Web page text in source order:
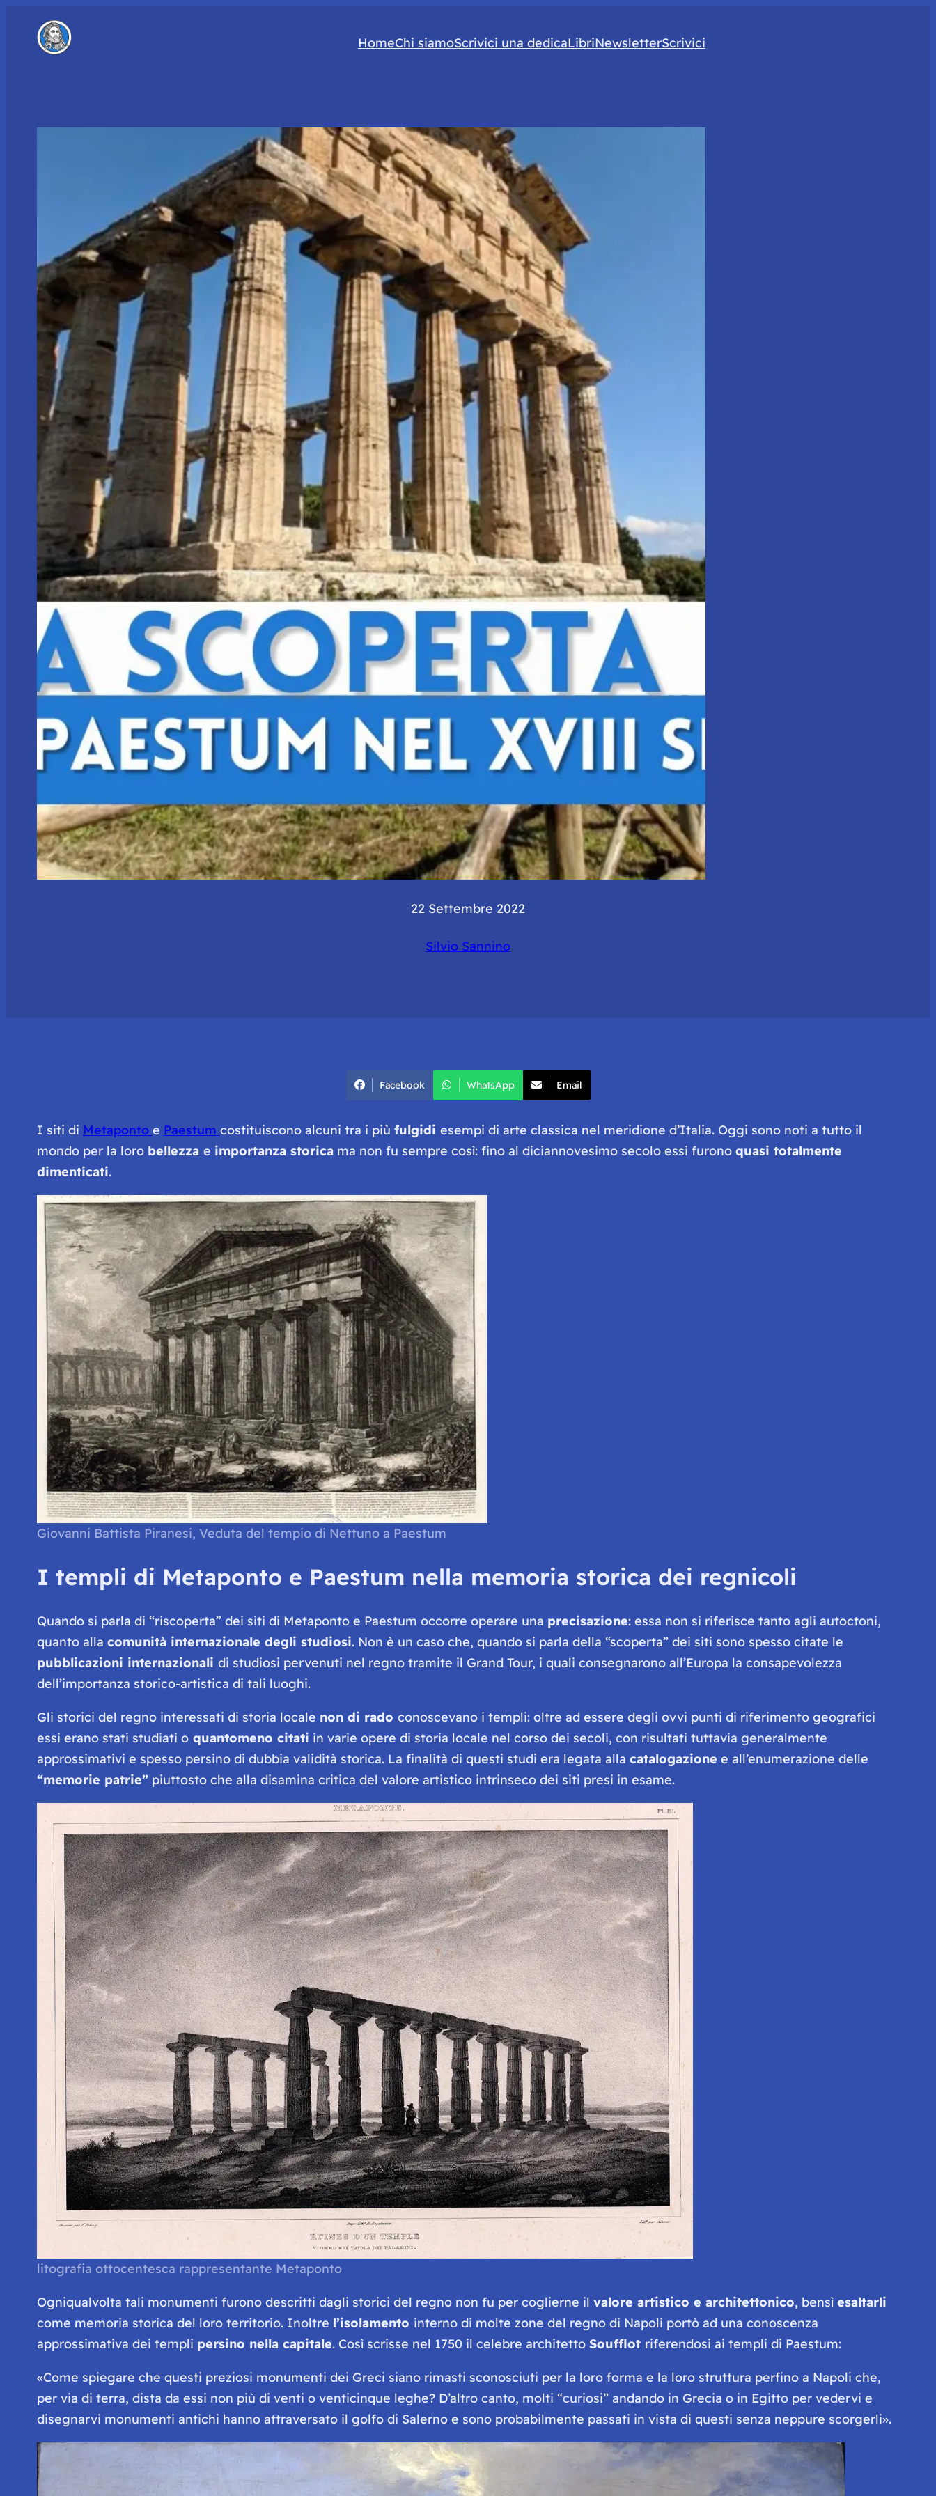
HomeChi siamoScrivici una dedicaLibriNewsletterScrivici
22 Settembre 2022
Silvio Sannino
Facebook WhatsApp Email
I siti di Metaponto e Paestum costituiscono alcuni tra i più fulgidi esempi di arte classica nel meridione d’Italia. Oggi sono noti a tutto il
mondo per la loro bellezza e importanza storicama non fu sempre così: fino al diciannovesimo secolo essi furono quasi totalmente
dimenticati.
Giovanni Battista Piranesi, Veduta del tempio di Nettuno a Paestum
I templi di Metaponto e Paestum nella memoria storica dei regnicoli
Quando si parla di “riscoperta” dei siti di Metaponto e Paestum occorre operare una precisazione: essa non si riferisce tanto agli autoctoni,
quanto alla comunità internazionale degli studiosi. Non è un caso che, quando si parla della “scoperta” dei siti sono spesso citate le
pubblicazioni internazionali di studiosi pervenuti nel regno tramite il Grand Tour, i quali consegnarono all’Europa la consapevolezza
dell’importanza storico-artistica di tali luoghi.
Gli storici del regno interessati di storia locale non di rado conoscevano i templi: oltre ad essere degli ovvi punti di riferimento geografici
essi erano stati studiati oquantomeno citati in varie opere di storia locale nel corso dei secoli, con risultati tuttavia generalmente
approssimativi e spesso persino di dubbia validità storica. La finalità di questi studi era legata alla catalogazione e all’enumerazione delle
“memorie patrie”piuttosto che alla disamina critica del valore artistico intrinseco dei siti presi in esame.
litografia ottocentesca rappresentante Metaponto
Ogniqualvolta tali monumenti furono descritti dagli storici del regno non fu per coglierne il valore artistico e architettonico, bensì esaltarli
come memoria storica del loro territorio. Inoltre l’isolamento interno di molte zone del regno di Napoli portò ad una conoscenza
approssimativa dei templi persino nella capitale. Così scrisse nel 1750 il celebre architetto Soufflot riferendosi ai templi di Paestum:
«Come spiegare che questi preziosi monumenti dei Greci siano rimasti sconosciuti per la loro forma e la loro struttura perfino a Napoli che,
per via di terra, dista da essi non più di venti o venticinque leghe? D’altro canto, molti “curiosi” andando in Grecia o in Egitto per vedervi e
disegnarvi monumenti antichi hanno attraversato il golfo di Salerno e sono probabilmente passati in vista di questi senza neppure scorgerli».